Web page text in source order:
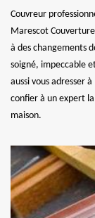
Couvreur
Marescot
à des changements
soigné, impeccable
aussi vous adresser
confier à un expert
maison.